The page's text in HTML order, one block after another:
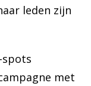
leden zijn
spots
met